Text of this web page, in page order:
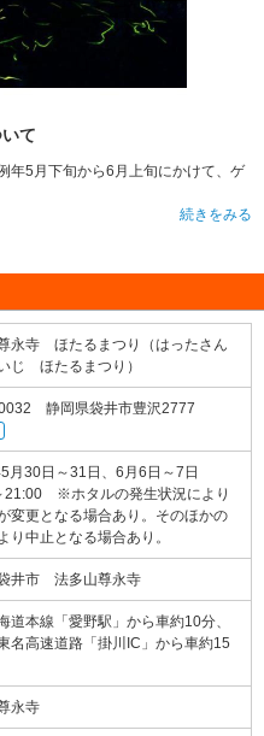
て
年5月下旬から6月上旬にかけて、ゲ
続きをみる
永寺 ほたるまつり（はったさん
じ ほたるまつり）
静岡県袋井市豊沢2777
月30日～31日、6月6日～7日
21:00 ※ホタルの発生状況により
変更となる場合あり。そのほかの
り中止となる場合あり。
井市 法多山尊永寺
道本線「愛野駅」から車約10分、
名高速道路「掛川IC」から車約15
永寺